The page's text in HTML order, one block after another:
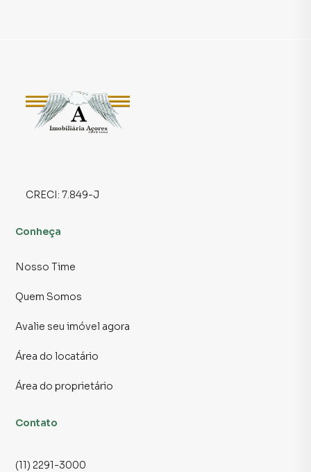
CRECI: 7.849-J
Conheça
Nosso Time
Quem Somos
Avalie seu imóvel agora
Área do locatário
Área do proprietário
Contato
(11) 2291-3000